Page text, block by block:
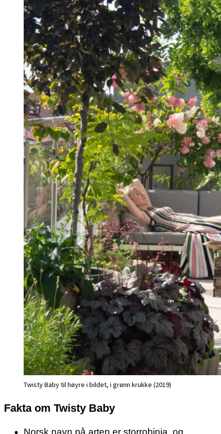
Twisty Baby til høyre i bildet, i grønn krukke (2019)
Fakta om Twisty Baby
Norsk navn på arten er storrobinia, og